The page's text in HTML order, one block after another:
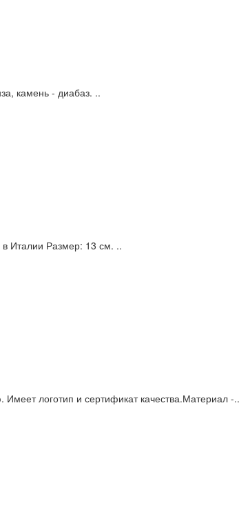
камень - диабаз. ..
Италии Размер: 13 см. ..
логотип и сертификат качества.Материал -..